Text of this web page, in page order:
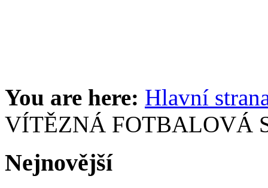
You are here: Hlavní
VÍTĚZNÁ FOTBALOVÁ
Nejnovější